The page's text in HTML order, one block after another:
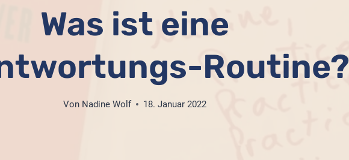
Was ist eine
Routine?
Von Nadine Wolf 18. Januar 2022